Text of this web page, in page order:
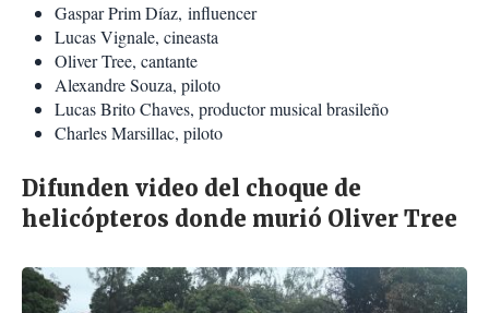
Gaspar Prim Díaz, influencer
Lucas Vignale, cineasta
Oliver Tree, cantante
Alexandre Souza, piloto
Lucas Brito Chaves, productor musical brasileño
Charles Marsillac, piloto
Difunden video del choque de
helicópteros donde murió Oliver Tree